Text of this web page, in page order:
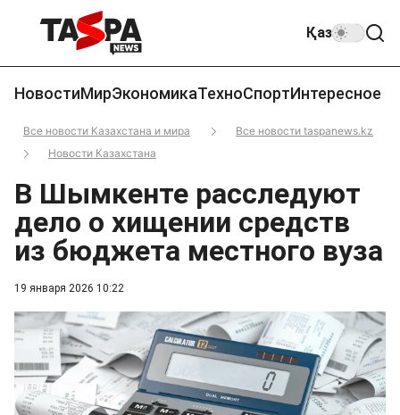
Қаз
НовостиМирЭкономикаТехноСпортИнтересное
Все новости Казахстана и мира
Все новости taspanews.kz
Новости Казахстана
19 января 2026 10:22
В Шымкенте расследуют
дело о хищении средств
из бюджета местного вуза